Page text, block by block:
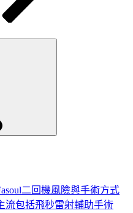
二回機風險與手術方式
流包括飛秒雷射輔助手術